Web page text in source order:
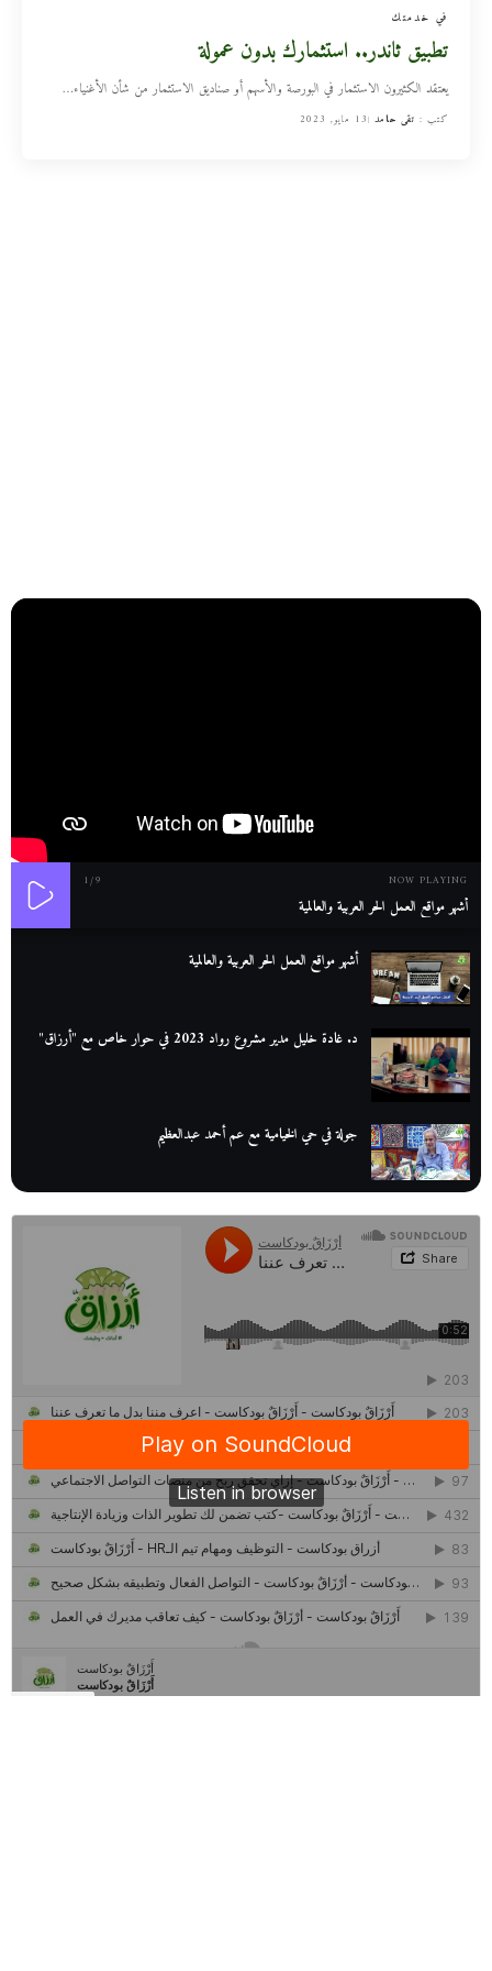
في خدمتك
تطبيق ثاندر.. استثمارك بدون عمولة
يعتقد الكثيرون الاستثمار في البورصة والأسهم أو صناديق الاستثمار من شأن الأغنياء…
كتب : تقى حامد 13 مايو, 2023
NOW PLAYING
1/9
أشهر مواقع العمل الحر العربية والعالمية
أشهر مواقع العمل الحر العربية والعالمية
د. غادة خليل مدير مشروع رواد 2023 في حوار خاص مع "أرزاق"
جولة في حي الخيامية مع عم أحمد عبدالعظيم
عم عوض| قصة كفاح بائع كتب تبدأ بالأُمية
أقدم مطحن بن في مصر| يكشف لنا أسرار صناعة البن
حصاد 2022 لمشروع "رواد 2030″
كل ما تريد معرفته عن مشروع "رواد 2030″
مركز جروان للثقافة والفنون | نموذج المركز القروي الريادي في الثقافة